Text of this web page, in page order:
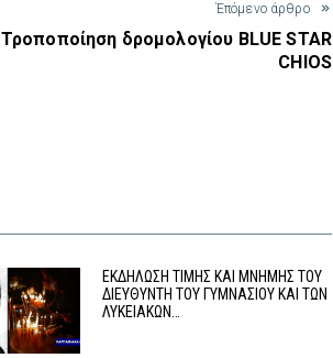
Έπόμενο άρθρο
Τροποποίηση δρομολογίου BLUE STAR
CHIOS
ΕΚΔΗΛΩΣΗ ΤΙΜΗΣ ΚΑΙ ΜΝΗΜΗΣ ΤΟΥ
ΔΙΕΥΘΥΝΤΗ ΤΟΥ ΓΥΜΝΑΣΙΟΥ ΚΑΙ ΤΩΝ
ΛΥΚΕΙΑΚΩΝ…